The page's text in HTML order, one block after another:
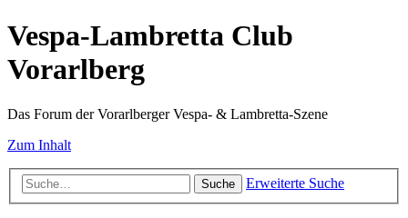
Vespa-Lambretta Club
Vorarlberg
Das Forum der Vorarlberger Vespa- & Lambretta-Szene
Zum Inhalt
Suche Erweiterte Suche